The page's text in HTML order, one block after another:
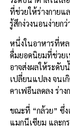
ที่ช่วยให้ร่างกายแ
รู้สึกง่วงนอนง่ายก
หนึ่งในอาหารที่หล
ดื่มยอดนิยมที่ช่วย
อาจส่งผลให้ระดับ
เปลี่ยนแปลง จนเ
คาเฟอีนลดลง ร่าง
ขณะที่ “กล้วย” ซึ่
แมกนีเซียม และ